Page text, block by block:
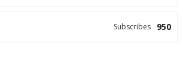
950
Subscribes